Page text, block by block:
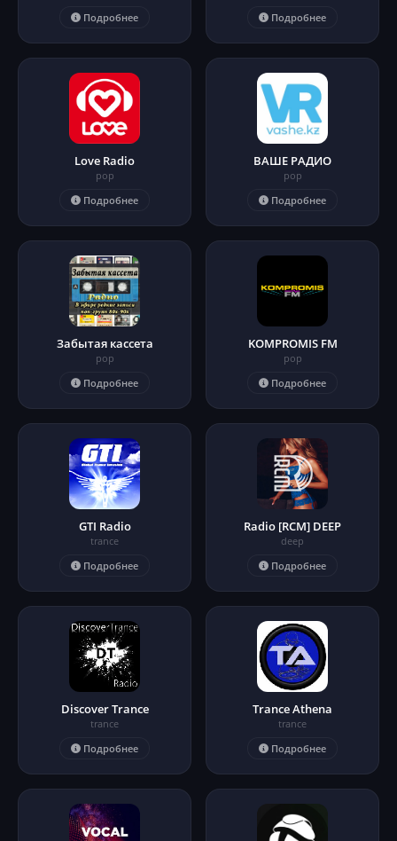
Подробнее
Подробнее
Love Radio
pop
Подробнее
ВАШЕ РАДИО
pop
Подробнее
Забытая кассета
pop
Подробнее
KOMPROMIS FM
pop
Подробнее
GTI Radio
trance
Подробнее
Radio [RCM] DEEP
deep
Подробнее
Discover Trance
trance
Подробнее
Trance Athena
trance
Подробнее